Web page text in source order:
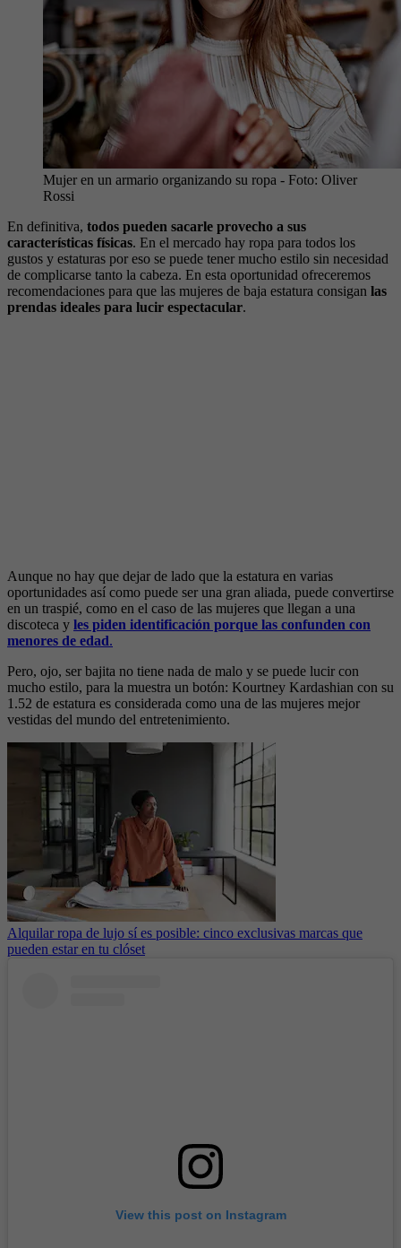
Mujer en un armario organizando su ropa - Foto: Oliver
Rossi
En definitiva, todos pueden sacarle provecho a sus
características físicas. En el mercado hay ropa para todos los
gustos y estaturas por eso se puede tener mucho estilo sin necesidad
de complicarse tanto la cabeza. En esta oportunidad ofreceremos
recomendaciones para que las mujeres de baja estatura consigan las
prendas ideales para lucir espectacular.
Aunque no hay que dejar de lado que la estatura en varias
oportunidades así como puede ser una gran aliada, puede convertirse
en un traspié, como en el caso de las mujeres que llegan a una
discoteca y les piden identificación porque las confunden con
menores de edad.
Pero, ojo, ser bajita no tiene nada de malo y se puede lucir con
mucho estilo, para la muestra un botón: Kourtney Kardashian con su
1.52 de estatura es considerada como una de las mujeres mejor
vestidas del mundo del entretenimiento.
Alquilar ropa de lujo sí es posible: cinco exclusivas marcas que
pueden estar en tu clóset
View this post on Instagram